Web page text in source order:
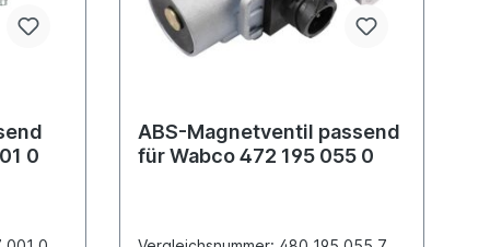
0
ABS-Magnetventil passend
für Wabco 472 195 055 0